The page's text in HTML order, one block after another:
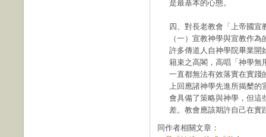
是最基本的心態。
四、對長老教會「上帝國宣
（一）宣教神學與宣教作
許多傳道人自神學院畢業開
籍束之高閣，高唱「神學無
一直都無法有效落實在實踐
上回應諸神學先進所揭櫫的
會具備了策略與神學，但這
差。教會應該期許自己在實
同作者相關文章：